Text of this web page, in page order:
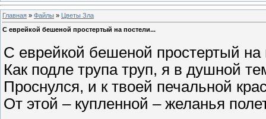
Главная » Файлы » Цветы Зла
С еврейкой бешеной простертый на постели...
С еврейкой бешеной простертый на
Как подле трупа труп, я в душной
Проснулся, и к твоей печальной
От этой – купленной – желанья